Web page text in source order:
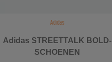
Adidas
Adidas STREETTALK BOLD-
SCHOENEN